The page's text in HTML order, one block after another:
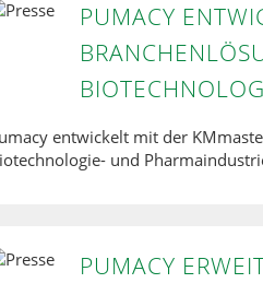
PUMACY
entwickelt mit der
und
PUMACY